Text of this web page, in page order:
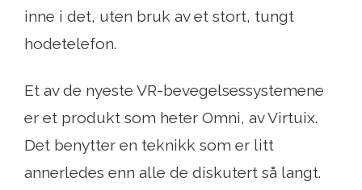
inne i det, uten bruk av et stort, tungt
hodetelefon.
Et av de nyeste VR-bevegelsessystemene
er et produkt som heter Omni, av Virtuix.
Det benytter en teknikk som er litt
annerledes enn alle de diskutert så langt.